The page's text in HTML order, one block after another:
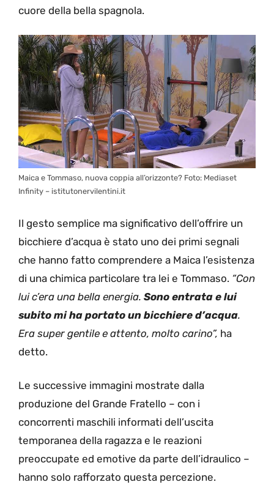
cuore della bella spagnola.
Maica e Tommaso, nuova coppia all’orizzonte? Foto: Mediaset
Infinity – istitutonervilentini.it
Il gesto semplice ma significativo dell’offrire un
bicchiere d’acqua è stato uno dei primi segnali
che hanno fatto comprendere a Maica l’esistenza
di una chimica particolare tra lei e Tommaso. “Con
lui c’era una bella energia. Sono entrata e lui
subito mi ha portato un bicchiere d’acqua.
Era super gentile e attento, molto carino”, ha
detto.
Le successive immagini mostrate dalla
produzione del Grande Fratello – con i
concorrenti maschili informati dell’uscita
temporanea della ragazza e le reazioni
preoccupate ed emotive da parte dell’idraulico –
hanno solo rafforzato questa percezione.